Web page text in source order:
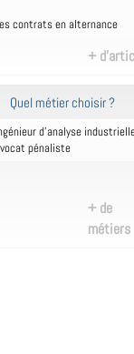
contrats en alternance
+
Quel métier choisir ?
d'analyse
pénaliste
+ de
métiers